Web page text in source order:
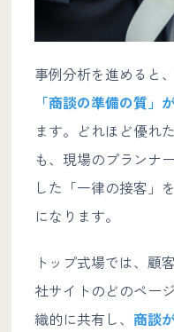
事例分析を進めると
「商談の準備の質」
ます。どれほど優れ
も、現場のプランナ
した「一律の接客」
になります。
トップ式場では、顧
社サイトのどのペー
織的に共有し、 商談